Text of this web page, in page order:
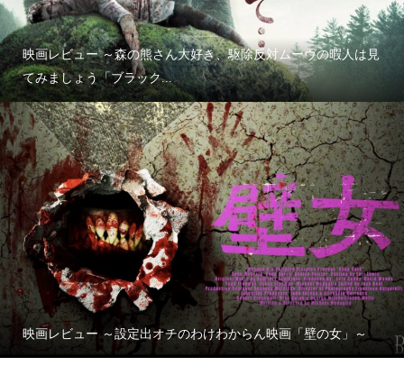
映画レビュー ～森の熊さん大好き、駆除反対ムーヴの暇人は見
てみましょう「ブラック...
映画レビュー ～設定出オチのわけわからん映画「壁の女」～